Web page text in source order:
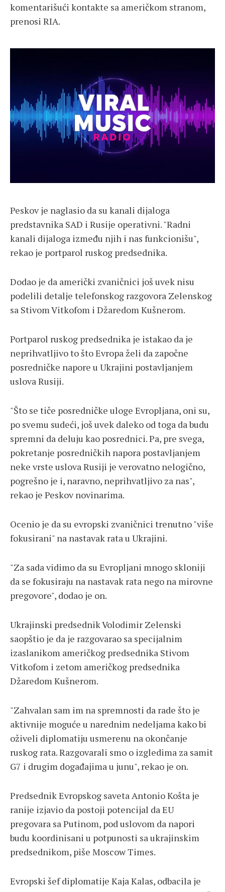
komentarišući kontakte sa američkom stranom,
prenosi RIA.
Peskov je naglasio da su kanali dijaloga
predstavnika SAD i Rusije operativni. "Radni
kanali dijaloga između njih i nas funkcionišu",
rekao je portparol ruskog predsednika.
Dodao je da američki zvaničnici još uvek nisu
podelili detalje telefonskog razgovora Zelenskog
sa Stivom Vitkofom i Džaredom Kušnerom.
Portparol ruskog predsednika je istakao da je
neprihvatljivo to što Evropa želi da započne
posredničke napore u Ukrajini postavljanjem
uslova Rusiji.
"Što se tiče posredničke uloge Evropljana, oni su,
po svemu sudeći, još uvek daleko od toga da budu
spremni da deluju kao posrednici. Pa, pre svega,
pokretanje posredničkih napora postavljanjem
neke vrste uslova Rusiji je verovatno nelogično,
pogrešno je i, naravno, neprihvatljivo za nas",
rekao je Peskov novinarima.
Ocenio je da su evropski zvaničnici trenutno "više
fokusirani" na nastavak rata u Ukrajini.
"Za sada vidimo da su Evropljani mnogo skloniji
da se fokusiraju na nastavak rata nego na mirovne
pregovore", dodao je on.
Ukrajinski predsednik Volodimir Zelenski
saopštio je da je razgovarao sa specijalnim
izaslanikom američkog predsednika Stivom
Vitkofom i zetom američkog predsednika
Džaredom Kušnerom.
"Zahvalan sam im na spremnosti da rade što je
aktivnije moguće u narednim nedeljama kako bi
oživeli diplomatiju usmerenu na okončanje
ruskog rata. Razgovarali smo o izgledima za samit
G7 i drugim događajima u junu", rekao je on.
Predsednik Evropskog saveta Antonio Košta je
ranije izjavio da postoji potencijal da EU
pregovara sa Putinom, pod uslovom da napori
budu koordinisani u potpunosti sa ukrajinskim
predsednikom, piše Moscow Times.
Evropski šef diplomatije Kaja Kalas, odbacila je